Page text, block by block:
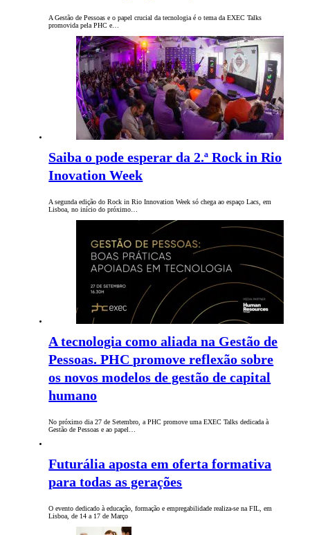
A Gestão de Pessoas e o papel crucial da tecnologia é o tema da EXEC Talks
promovida pela PHC e…
Saiba o pode esperar da 2.ª Rock in Rio
Inovation Week
A segunda edição do Rock in Rio Innovation Week só chega ao espaço Lacs, em
Lisboa, no início do próximo…
A tecnologia como aliada na Gestão de
Pessoas. PHC promove reflexão sobre
os novos modelos de gestão de capital
humano
No próximo dia 27 de Setembro, a PHC promove uma EXEC Talks dedicada à
Gestão de Pessoas e ao papel…
Futurália aposta em oferta formativa
para todas as gerações
O evento dedicado à educação, formação e empregabilidade realiza-se na FIL, em
Lisboa, de 14 a 17 de Março